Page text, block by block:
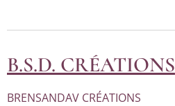
B.S.D. CRÉATIONS
BRENSANDAV CRÉATIONS